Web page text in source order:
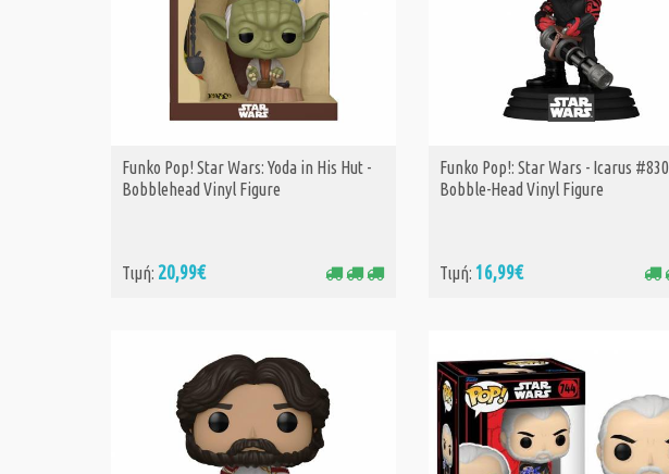
ΑΓΟΡΑ
Funko Pop! Star Wars: Yoda in His Hut -
Bobblehead Vinyl Figure
Τιμή: 20,99€
ΑΓΟΡΑ
Funko Pop!: Star Wars - Icarus #830
Bobble-Head Vinyl Figure
Τιμή: 16,99€